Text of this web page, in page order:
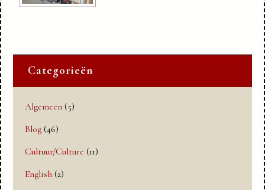
Categorieën
Algemeen (5)
Blog (46)
Cultuur/Culture (11)
English (2)